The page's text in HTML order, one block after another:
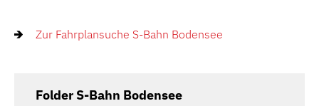
Zur Fahrplansuche S-Bahn Bodensee
Folder S-Bahn Bodensee